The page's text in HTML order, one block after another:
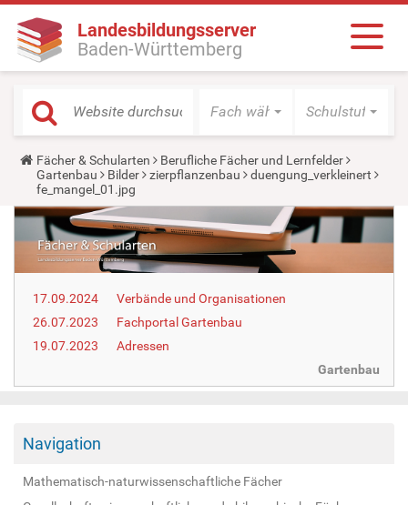
Landesbildungsserver
Baden-Württemberg
Fach wählen Schulstufe
Y
o
u
a
r
h
e
r
:
Fächer & Schularten
Berufliche Fächer und Lernfelder
Gartenbau
Bilder zierpflanzenbau
duengung_verkleinert
fe_mangel_01.jpg
17.09.2024
Verbände und Organisationen
26.07.2023
Fachportal Gartenbau
19.07.2023
Adressen
Gartenbau
Navigation
Mathematisch-naturwissenschaftliche Fächer